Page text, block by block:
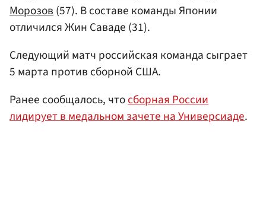
Морозов (57). В составе команды Японии
отличился Жин Саваде (31).
Следующий матч российская команда сыграет
5 марта против сборной США.
Ранее сообщалось, чтосборная России
лидирует в медальном зачете на Универсиаде.